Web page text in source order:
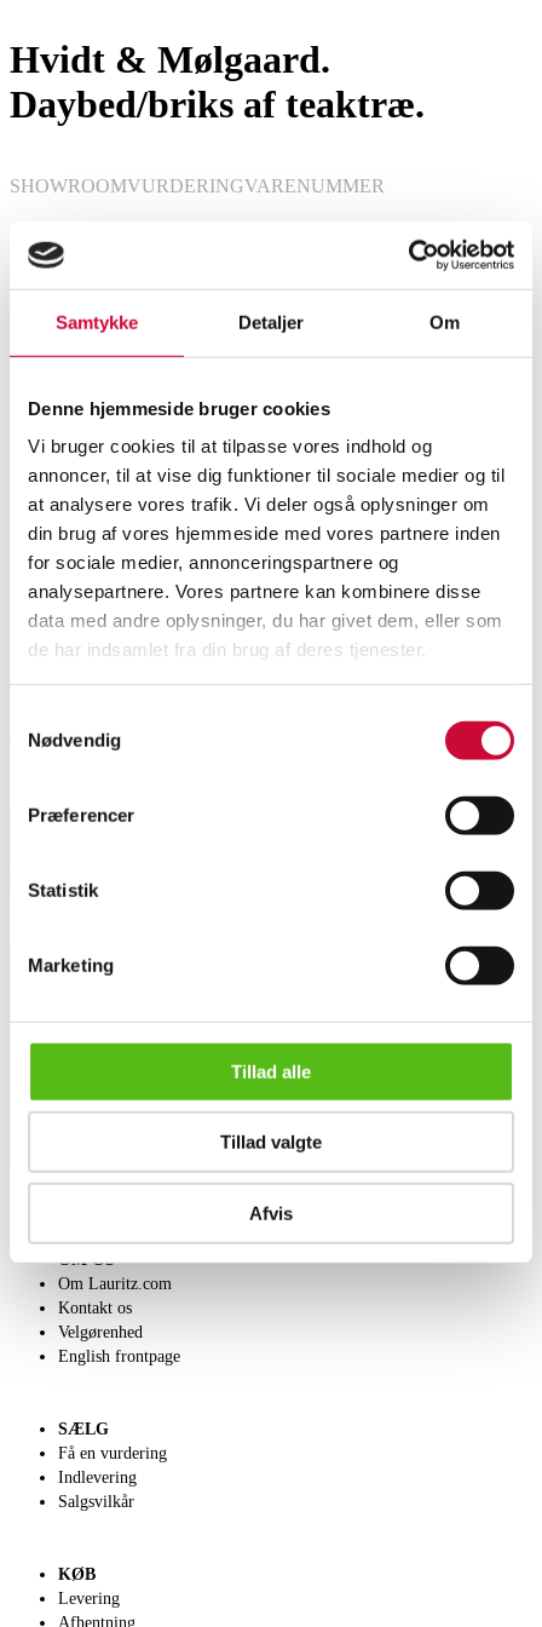
Samtykke Detaljer Om
Denne hjemmeside bruger cookies
Vi bruger cookies til at tilpasse vores indhold og
annoncer, til at vise dig funktioner til sociale medier og til
at analysere vores trafik. Vi deler også oplysninger om
din brug af vores hjemmeside med vores partnere inden
for sociale medier, annonceringspartnere og
analysepartnere. Vores partnere kan kombinere disse
data med andre oplysninger, du har givet dem, eller som
de har indsamlet fra din brug af deres tjenester.
Nødvendig
Præferencer
Statistik
Marketing
Tillad alle
Tillad valgte
Afvis
Sofaer, sofagrupper
Hvidt & Mølgaard.
Daybed/briks af teaktræ.
SHOWROOM
Vejle
VURDERINGVARENUMMER
Beskrivelse
Daybed/briks med stel af teaktræ, runde tilspidsede ben, løse springhynder
betrukket med olivengrøn velour. Fremstillet hos France & Søn med
plakette herfra. Model FD-417. H. 84 cm, sædehøjde ca. 46 cm. L. 190 cm.
D. ca. 76 cm. L. 190 cm. Fremstår med alm. brugsspor.
Denne vare er en del af følgende auktion
Ugeauktion lørdag
Transportpriser
OM OS
Om Lauritz.com
Kontakt os
Velgørenhed
English frontpage
SÆLG
Få en vurdering
Indlevering
Salgsvilkår
KØB
Levering
Afhentning